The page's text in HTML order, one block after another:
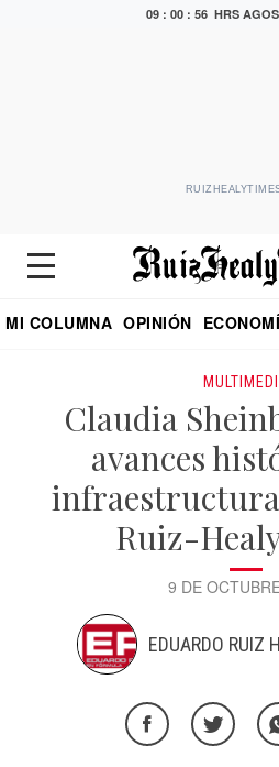
09 : 00 : 56 HRS
MI COLUMNA OPINIÓN
Claudia
avances
Ruiz-
9 DE
EDUARDO RUIZ